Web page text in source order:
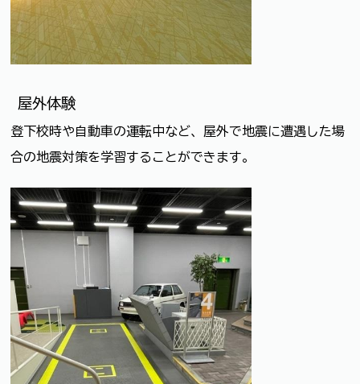
屋外体験
登下校時や自動車の運転中など、屋外で地震に遭遇した場
合の地震対策を学習することができます。